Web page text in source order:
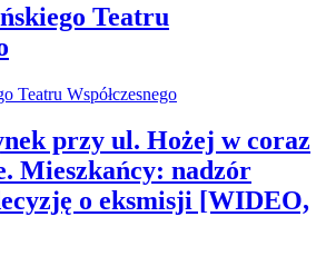
Teatru
przy ul. Hożej w coraz
Mieszkańcy: nadzór
o eksmisji [WIDEO,